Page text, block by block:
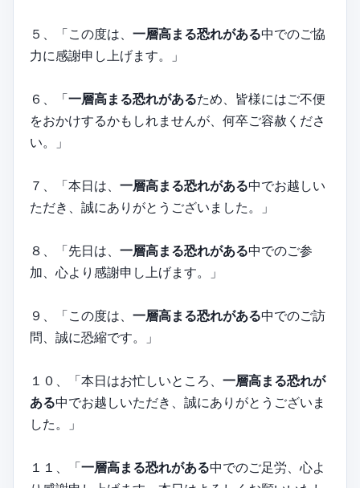
５、「この度は、 一層高まる恐れがある中でのご協
力に感謝申し上げます。」
６、「一層高まる恐れがあるため、皆様にはご不便
をおかけするかもしれませんが、何卒ご容赦くださ
い。」
７、「本日は、 一層高まる恐れがある中でお越しい
ただき、誠にありがとうございました。」
８、「先日は、 一層高まる恐れがある中でのご参
加、心より感謝申し上げます。」
９、「この度は、 一層高まる恐れがある中でのご訪
問、誠に恐縮です。」
１０、「本日はお忙しいところ、 一層高まる恐れが
ある中でお越しいただき、誠にありがとうございま
した。」
１１、「一層高まる恐れがある中でのご足労、心よ